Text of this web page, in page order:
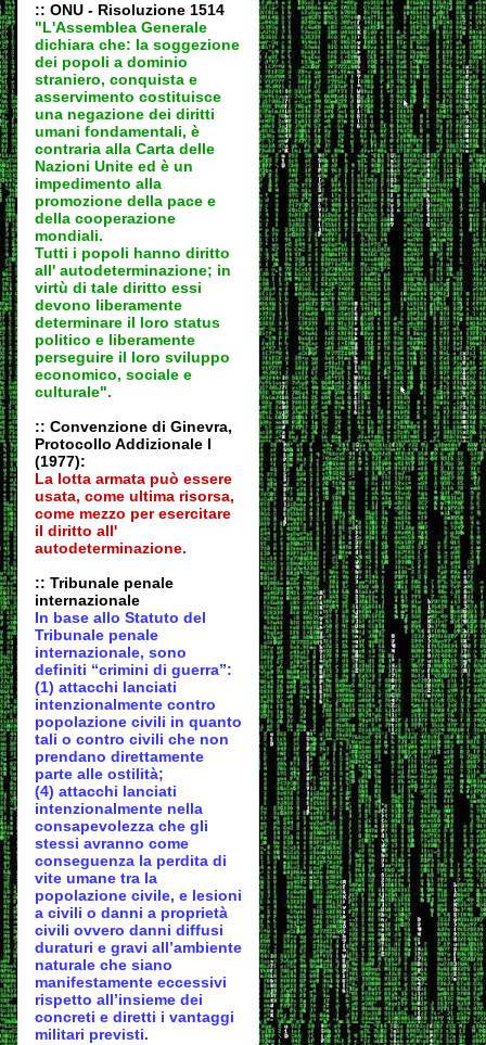
:: ONU - Risoluzione 1514
"L'Assemblea Generale
dichiara che: la soggezione
dei popoli a dominio
straniero, conquista e
asservimento costituisce
una negazione dei diritti
umani fondamentali, è
contraria alla Carta delle
Nazioni Unite ed è un
impedimento alla
promozione della pace e
della cooperazione
mondiali.
Tutti i popoli hanno diritto
all' autodeterminazione; in
virtù di tale diritto essi
devono liberamente
determinare il loro status
politico e liberamente
perseguire il loro sviluppo
economico, sociale e
culturale".
:: Convenzione di Ginevra,
Protocollo Addizionale I
(1977):
La lotta armata può essere
usata, come ultima risorsa,
come mezzo per esercitare
il diritto all'
autodeterminazione.
:: Tribunale penale
internazionale
In base allo Statuto del
Tribunale penale
internazionale, sono
definiti “crimini di guerra”:
(1) attacchi lanciati
intenzionalmente contro
popolazione civili in quanto
tali o contro civili che non
prendano direttamente
parte alle ostilità;
(4) attacchi lanciati
intenzionalmente nella
consapevolezza che gli
stessi avranno come
conseguenza la perdita di
vite umane tra la
popolazione civile, e lesioni
a civili o danni a proprietà
civili ovvero danni diffusi
duraturi e gravi all’ambiente
naturale che siano
manifestamente eccessivi
rispetto all’insieme dei
concreti e diretti i vantaggi
militari previsti.